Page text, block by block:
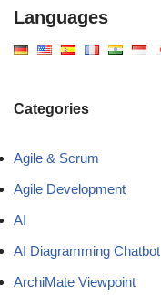
Languages
Categories
Agile & Scrum
Agile Development
AI
AI Diagramming Chatbot
ArchiMate Viewpoint